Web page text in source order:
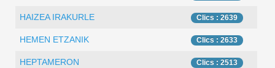
HAIZEA IRAKURLE Clics : 2639
HEMEN ETZANIK Clics : 2633
HEPTAMERON Clics : 2513